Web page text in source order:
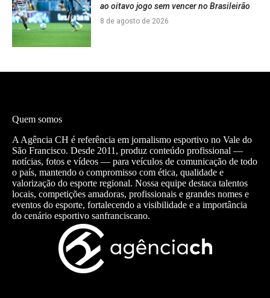
ao oitavo jogo sem vencer no Brasileirão
8 de agosto de 2026
Quem somos
A Agência CH é referência em jornalismo esportivo no Vale do
São Francisco. Desde 2011, produz conteúdo profissional —
notícias, fotos e vídeos — para veículos de comunicação de todo
o país, mantendo o compromisso com ética, qualidade e
valorização do esporte regional. Nossa equipe destaca talentos
locais, competições amadoras, profissionais e grandes nomes e
eventos do esporte, fortalecendo a visibilidade e a importância
do cenário esportivo sanfranciscano.